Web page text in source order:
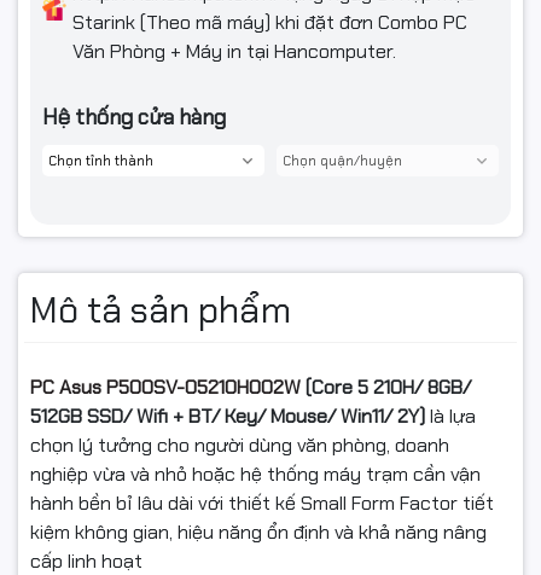
Starink (Theo mã máy) khi đặt đơn Combo PC
Văn Phòng + Máy in tại Hancomputer.
Hệ thống cửa hàng
Mô tả sản phẩm
PC Asus P500SV-05210H002W(Core 5 210H/ 8GB/
512GB SSD/ Wifi + BT/ Key/ Mouse/ Win11/ 2Y)là lựa
chọn lý tưởng cho người dùng văn phòng, doanh
nghiệp vừa và nhỏ hoặc hệ thống máy trạm cần vận
hành bền bỉ lâu dài với thiết kế Small Form Factor tiết
kiệm không gian, hiệu năng ổn định và khả năng nâng
cấp linh hoạt